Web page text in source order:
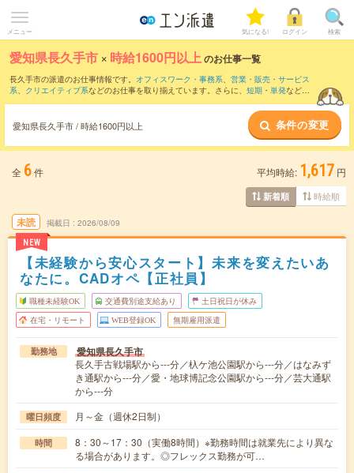
メニュー 気になる! ログイン 検索
愛知県長久手市 × 時給1600円以上のお仕事一覧
長久手市の派遣のお仕事情報です。 オフィスワーク・事務系、 営業・販売・サービス
系、 クリエイティブ系などのお仕事を取り揃えています。さらに、 短期 ・ 単発などの
愛知県長久手市 / 時給1600円以上 条件の変更
全 6件 平均時給: 1,617 円
新着順 時給順
未読
NEW
掲載日 2026/08/09
【未経験から安心スタート】未来を変えたいあ
なたに。CADオペ【正社員】
職種未経験OK 交通費別途支給あり 土日祝日が休み
在宅・リモート WEB登録OK 無期雇用派遣
勤務地 愛知県長久手市
長久手古戦場駅から---分／杁ケ池公園駅から---分／はなみず
き通駅から---分／愛・地球博記念公園駅から---分／芸大通駅
から---分
曜日頻度 月～金（週休2日制）
時間
8：30～17：30（実働8時間）※勤務時間は就業先により異な
る場合があります。◎フレックス勤務が可…